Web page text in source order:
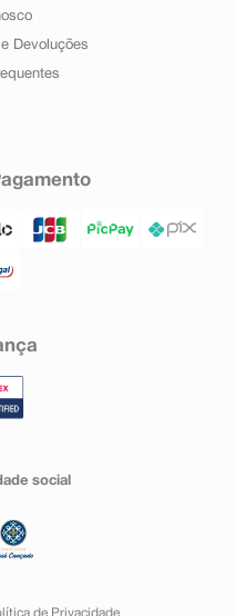
Devoluções
social
de Privacidade